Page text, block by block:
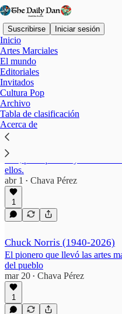
Suscribirse Iniciar sesión
Inicio
Artes Marciales
El mundo
Editoriales
Invitados
Cultura Pop
Archivo
Tabla de clasificación
Acerca de
Chun Kuk Do
System)
Alfredo Adame, Chuck
Parecen tres nombres
otro, pero quizá haya más de
ellos.
abr 1
• Chava Pérez
1
Chuck Norris (1940-2026)
El pionero que llevó las artes
del pueblo
mar 20 • Chava Pérez
1